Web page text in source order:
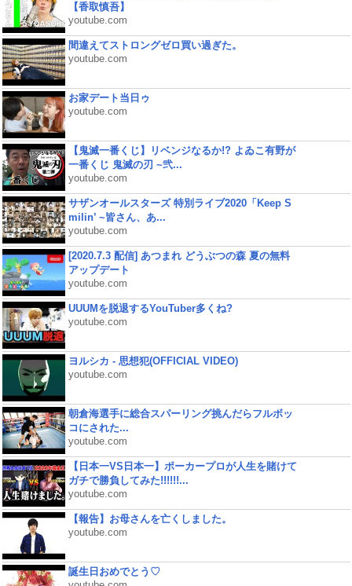
【香取慎吾】
youtube.com
間違えてストロングゼロ買い過ぎた。
youtube.com
お家デート当日ゥ
youtube.com
【鬼滅一番くじ】リベンジなるか!? よゐこ有野が
一番くじ 鬼滅の刃 ~弐...
youtube.com
サザンオールスターズ 特別ライブ2020「Keep S
milin’ ~皆さん、あ...
youtube.com
[2020.7.3 配信] あつまれ どうぶつの森 夏の無料
アップデート
youtube.com
UUUMを脱退するYouTuber多くね?
youtube.com
ヨルシカ - 思想犯(OFFICIAL VIDEO)
youtube.com
朝倉海選手に総合スパーリング挑んだらフルボッ
コにされた...
youtube.com
【日本一VS日本一】ポーカープロが人生を賭けて
ガチで勝負してみた!!!!!!...
youtube.com
【報告】お母さんを亡くしました。
youtube.com
誕生日おめでとう♡